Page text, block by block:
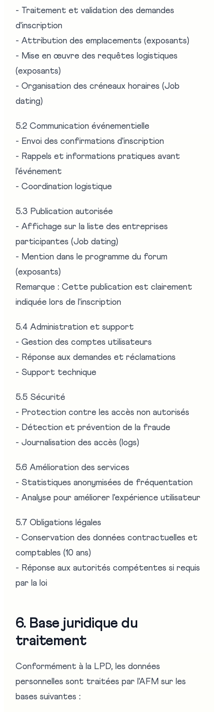
- Traitement et validation des demandes
d'inscription
- Attribution des emplacements (exposants)
- Mise en œuvre des requêtes logistiques
(exposants)
- Organisation des créneaux horaires (Job
dating)
5.2 Communication événementielle
- Envoi des confirmations d'inscription
- Rappels et informations pratiques avant
l'événement
- Coordination logistique
5.3 Publication autorisée
- Affichage sur la liste des entreprises
participantes (Job dating)
- Mention dans le programme du forum
(exposants)
Remarque : Cette publication est clairement
indiquée lors de l'inscription
5.4 Administration et support
- Gestion des comptes utilisateurs
- Réponse aux demandes et réclamations
- Support technique
5.5 Sécurité
- Protection contre les accès non autorisés
- Détection et prévention de la fraude
- Journalisation des accès (logs)
5.6 Amélioration des services
- Statistiques anonymisées de fréquentation
- Analyse pour améliorer l'expérience utilisateur
5.7 Obligations légales
- Conservation des données contractuelles et
comptables (10 ans)
- Réponse aux autorités compétentes si requis
par la loi
6. Base juridique du
traitement
Conformément à la LPD, les données
personnelles sont traitées par l'AFM sur les
bases suivantes :